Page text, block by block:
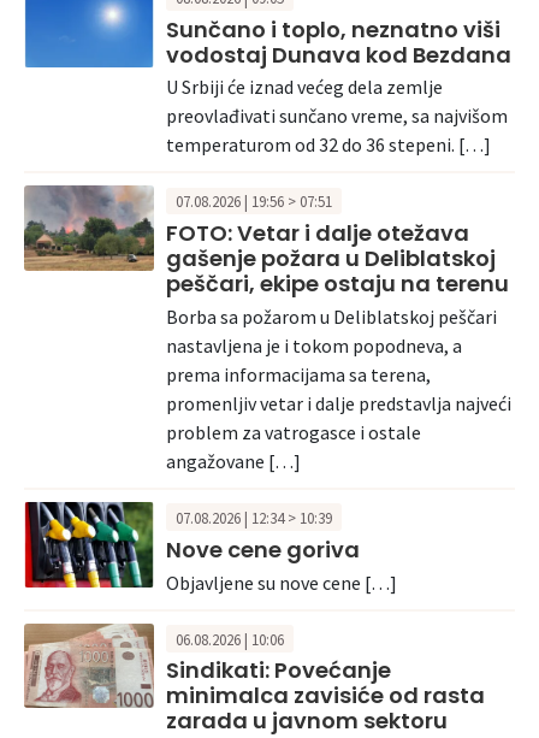
Sunčano i toplo, neznatno viši
vodostaj Dunava kod Bezdana
U Srbiji će iznad većeg dela zemlje
preovlađivati sunčano vreme, sa najvišom
temperaturom od 32 do 36 stepeni. […]
07.08.2026 | 19:56 > 07:51
FOTO: Vetar i dalje otežava
gašenje požara u Deliblatskoj
peščari, ekipe ostaju na terenu
Borba sa požarom u Deliblatskoj peščari
nastavljena je i tokom popodneva, a
prema informacijama sa terena,
promenljiv vetar i dalje predstavlja najveći
problem za vatrogasce i ostale
angažovane […]
07.08.2026 | 12:34 > 10:39
Nove cene goriva
Objavljene su nove cene […]
06.08.2026 | 10:06
Sindikati: Povećanje
minimalca zavisiće od rasta
zarada u javnom sektoru